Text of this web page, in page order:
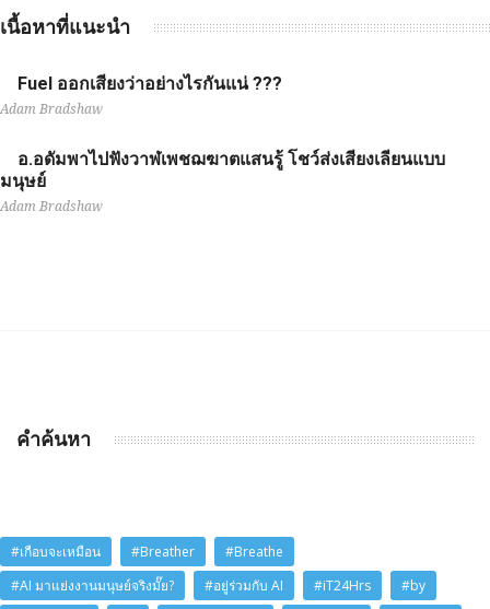
เนื้อหาที่แนะนำ
Fuel ออกเสียงว่าอย่างไรกันแน่ ???
Adam Bradshaw
อ.อดัมพาไปฟังวาฬเพชฌฆาตแสนรู้ โชว์ส่งเสียงเลียนแบบ
มนุษย์
Adam Bradshaw
คำค้นหา
#เกือบจะเหมือน #Breather
#Breathe
#AI มาแย่งงานมนุษย์จริงมั๊ย?
#อยู่ร่วมกับ AI #iT24Hrs
#by